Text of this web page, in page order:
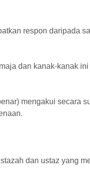
respon daripada
dan kanak-kanak
mengakui secara
dan ustaz yang